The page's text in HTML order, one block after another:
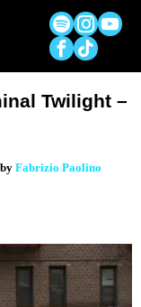
Twilight –
by Fabrizio Paolino